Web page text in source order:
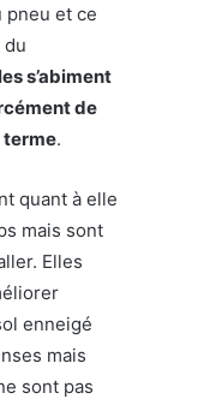
pneu et ce
du
s’abiment
de
terme.
quant à elle
mais sont
Elles
enneigé
mais
sont pas